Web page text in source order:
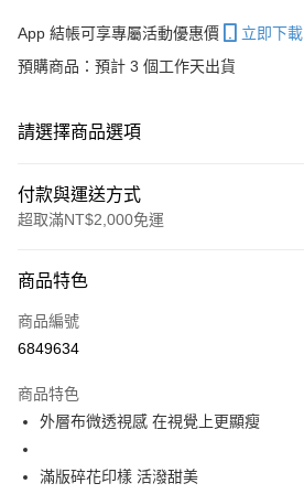
App 結帳可享專屬活動優惠價
立即下載
預購商品：預計 3 個工作天出貨
請選擇商品選項
付款與運送方式
超取滿NT$2,000免運
信用卡一次付款
超商取貨付款
Apple Pay
悠遊付
商品特色
商品編號
6849634
商品特色
外層布微透視感 在視覺上更顯瘦
滿版碎花印樣 活潑甜美